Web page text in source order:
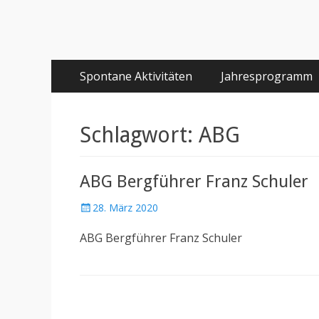
Primäres
Menü
zum
Spontane Aktivitäten Jahresprogramm
Schlagwort: ABG
ABG Bergführer Franz Schuler
Posted
28. März 2020
ABG Bergführer Franz Schuler